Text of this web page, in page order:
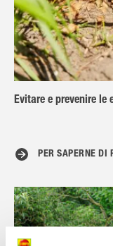
Evitare e prevenire
PER SAPERNE DI